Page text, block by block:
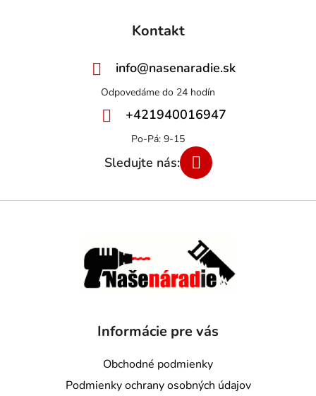
Kontakt
info@nasenaradie.sk
+421940016947
Informácie pre vás
Obchodné podmienky
Podmienky ochrany osobných údajov